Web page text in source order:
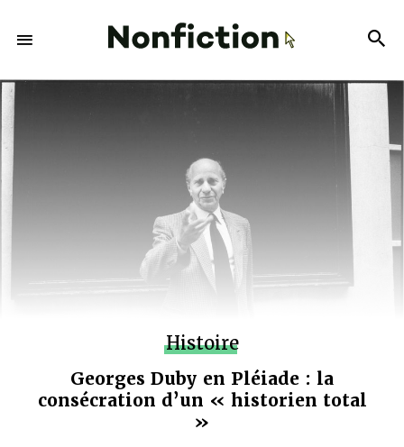
Histoire
Georges Duby en Pléiade : la
consécration d’un « historien total
»